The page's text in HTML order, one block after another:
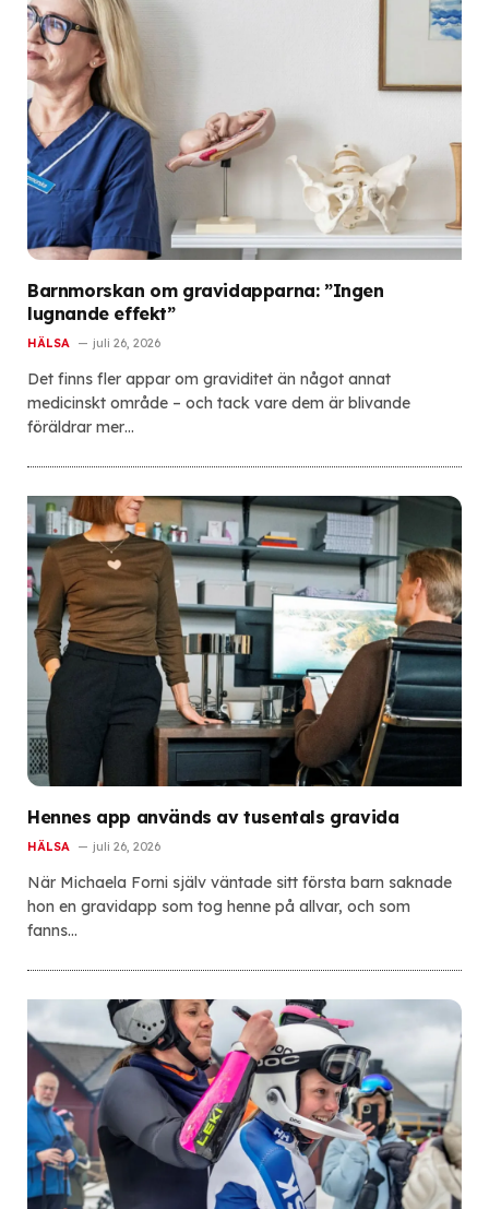
Barnmorskan om gravidapparna: ”Ingen
lugnande effekt”
HÄLSA juli 26, 2026
Det finns fler appar om graviditet än något annat
medicinskt område – och tack vare dem är blivande
föräldrar mer…
Hennes app används av tusentals gravida
HÄLSA juli 26, 2026
När Michaela Forni själv väntade sitt första barn saknade
hon en gravidapp som tog henne på allvar, och som
fanns…